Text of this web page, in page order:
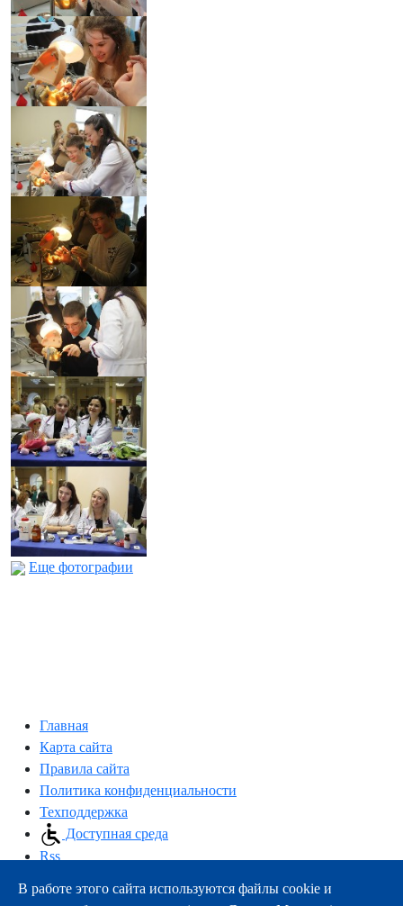
Еще фотографии
Главная
Карта сайта
Правила сайта
Политика конфиденциальности
Техподдержка
Доступная среда
Rss
163000, г.Архангельск, пр-т Троицкий, 51
В работе этого сайта используются файлы cookie и